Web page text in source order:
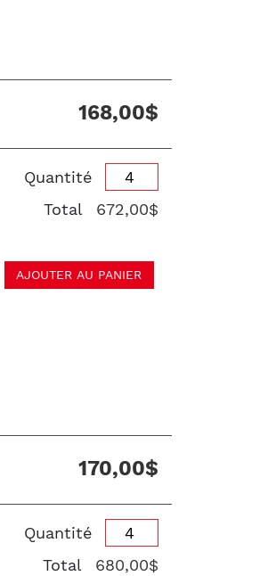
168,00$
Quantité
Total
672,00$
AJOUTER AU PANIER
170,00$
Quantité
Total
680,00$